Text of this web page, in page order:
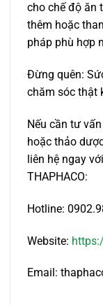
cho chế độ ăn
thêm hoặc
pháp phù hợp
Đừng quên:
chăm sóc thật
Nếu cần tư
hoặc thảo
liên hệ ngay
THAPHACO:
Hotline:
Website:
Email: